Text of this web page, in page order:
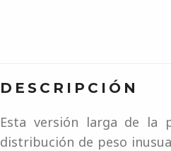
DESCRIPCIÓN
Esta versión larga de la
distribución de peso